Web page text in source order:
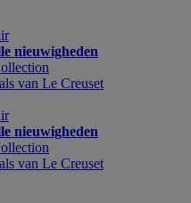
nieuwigheden
van Le Creuset
nieuwigheden
van Le Creuset